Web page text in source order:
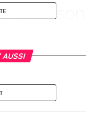
son
nombre de
de la procédure
doit ainsi,
au chef d’îlot. Le
AUSSI